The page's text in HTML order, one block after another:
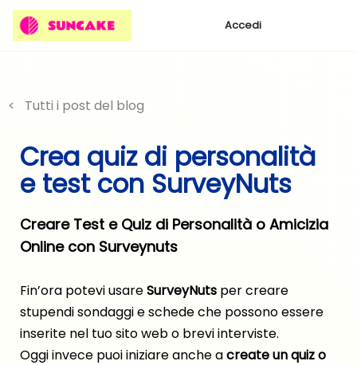
Accedi
< Tutti i post del blog
Crea quiz di personalità
e test con SurveyNuts
Creare Test e Quiz di Personalità o Amicizia
Online con Surveynuts
Fin’ora potevi usareSurveyNuts percreare
stupendi sondaggie schede che possono essere
inserite nel tuo sito web o brevi interviste.
Oggi invece puoi iniziare anche acreate un quiz o